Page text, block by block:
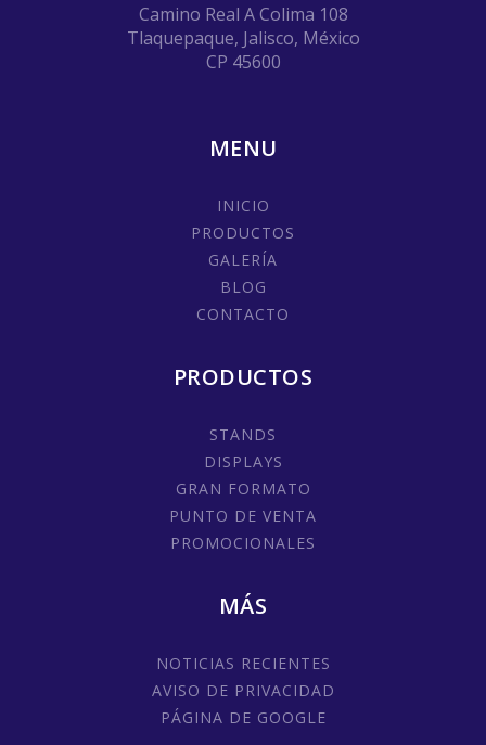
Camino Real A Colima 108
Tlaquepaque, Jalisco, México
CP 45600
MENU
INICIO
PRODUCTOS
GALERÍA
BLOG
CONTACTO
PRODUCTOS
STANDS
DISPLAYS
GRAN FORMATO
PUNTO DE VENTA
PROMOCIONALES
MÁS
NOTICIAS RECIENTES
AVISO DE PRIVACIDAD
PÁGINA DE GOOGLE